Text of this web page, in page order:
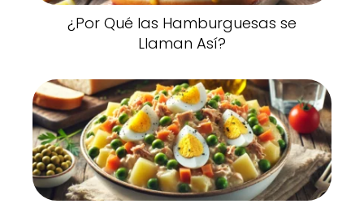
¿Por Qué las Hamburguesas se
Llaman Así?